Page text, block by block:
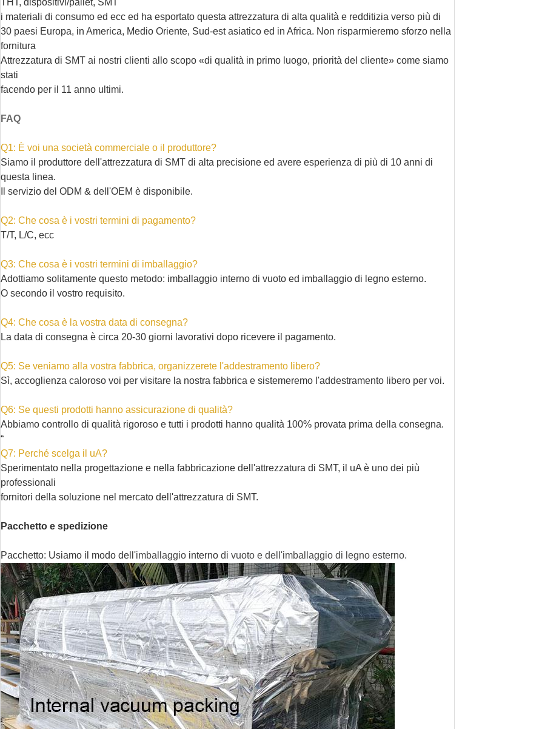
THT, dispositivi/pallet, SMT
i materiali di consumo ed ecc ed ha esportato questa attrezzatura di alta qualità e redditizia verso più di
30 paesi Europa, in America, Medio Oriente, Sud-est asiatico ed in Africa. Non risparmieremo sforzo nella
fornitura
Attrezzatura di SMT ai nostri clienti allo scopo «di qualità in primo luogo, priorità del cliente» come siamo
stati
facendo per il 11 anno ultimi.
FAQ
Q1: È voi una società commerciale o il produttore?
Siamo il produttore dell'attrezzatura di SMT di alta precisione ed avere esperienza di più di 10 anni di
questa linea.
Il servizio del ODM & dell'OEM è disponibile.
Q2: Che cosa è i vostri termini di pagamento?
T/T, L/C, ecc
Q3: Che cosa è i vostri termini di imballaggio?
Adottiamo solitamente questo metodo: imballaggio interno di vuoto ed imballaggio di legno esterno.
O secondo il vostro requisito.
Q4: Che cosa è la vostra data di consegna?
La data di consegna è circa 20-30 giorni lavorativi dopo ricevere il pagamento.
Q5: Se veniamo alla vostra fabbrica, organizzerete l'addestramento libero?
Sì, accoglienza caloroso voi per visitare la nostra fabbrica e sistemeremo l'addestramento libero per voi.
Q6: Se questi prodotti hanno assicurazione di qualità?
Abbiamo controllo di qualità rigoroso e tutti i prodotti hanno qualità 100% provata prima della consegna.
“
Q7: Perché scelga il uA?
Sperimentato nella progettazione e nella fabbricazione dell'attrezzatura di SMT, il uA è uno dei più
professionali
fornitori della soluzione nel mercato dell'attrezzatura di SMT.
Pacchetto e spedizione
Pacchetto: Usiamo il modo dell'imballaggio interno di vuoto e dell'imballaggio di legno esterno.